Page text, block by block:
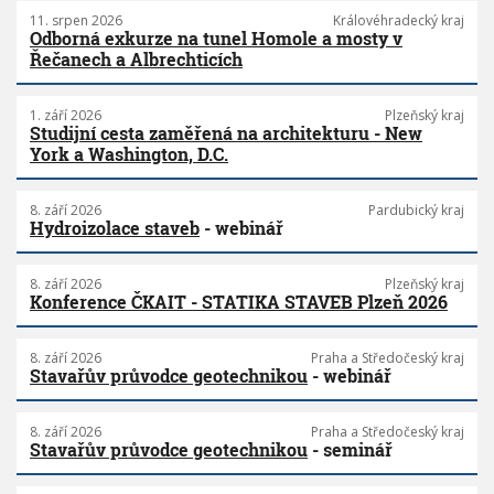
11. srpen 2026 Královéhradecký kraj
Odborná exkurze na tunel Homole a mosty v
Řečanech a Albrechticích
1. září 2026 Plzeňský kraj
Studijní cesta zaměřená na architekturu - New
York a Washington, D.C.
8. září 2026 Pardubický kraj
Hydroizolace staveb - webinář
8. září 2026 Plzeňský kraj
Konference ČKAIT - STATIKA STAVEB Plzeň 2026
8. září 2026 Praha a Středočeský kraj
Stavařův průvodce geotechnikou - webinář
8. září 2026 Praha a Středočeský kraj
Stavařův průvodce geotechnikou - seminář